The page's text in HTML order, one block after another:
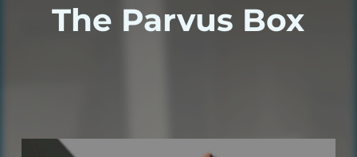
The Parvus Box
Video afspelen